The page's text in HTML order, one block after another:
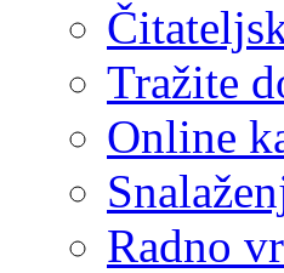
Tražite
Online
Radno